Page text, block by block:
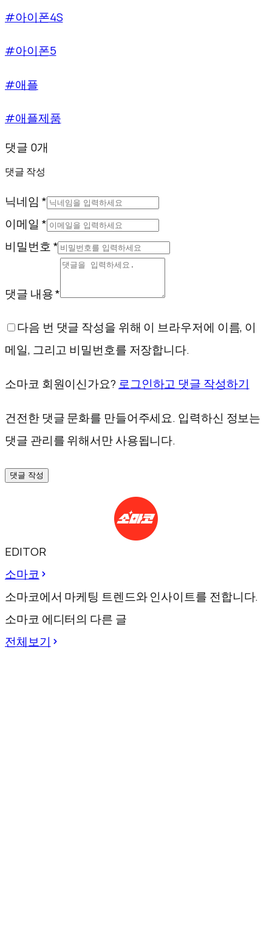
#아이폰4S
#아이폰5
#애플
#애플제품
댓글 0개
댓글 작성
닉네임 *
이메일 *
비밀번호 *
댓글 내용 *
다음 번 댓글 작성을 위해 이 브라우저에 이름, 이
메일, 그리고 비밀번호를 저장합니다.
소마코 회원이신가요? 로그인하고 댓글 작성하기
건전한 댓글 문화를 만들어주세요. 입력하신 정보는
댓글 관리를 위해서만 사용됩니다.
댓글 작성
EDITOR
소마코
소마코에서 마케팅 트렌드와 인사이트를 전합니다.
소마코 에디터의 다른 글
전체보기